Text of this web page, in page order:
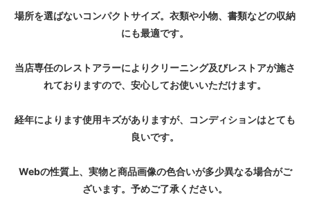
場所を選ばないコンパクトサイズ。衣類や小物、書類などの収納
にも最適です。
当店専任のレストアラーによりクリーニング及びレストアが施さ
れておりますので、安心してお使いいただけます。
経年によります使用キズがありますが、コンディションはとても
良いです。
Webの性質上、実物と商品画像の色合いが多少異なる場合がご
ざいます。予めご了承ください。